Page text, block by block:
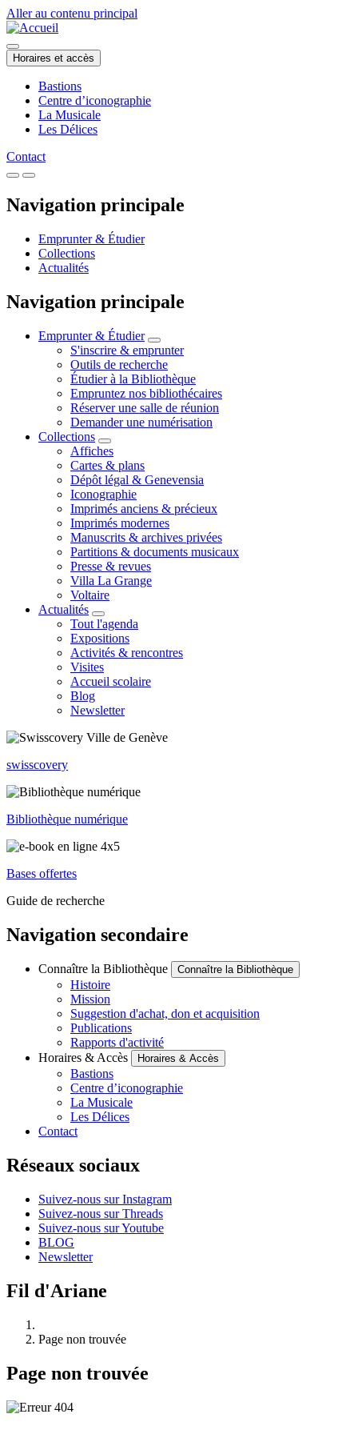
Aller au contenu principal
Horaires et accès
Bastions
Centre d’iconographie
La Musicale
Les Délices
Contact
Navigation principale
Emprunter & Étudier
Collections
Actualités
Navigation principale
Emprunter & Étudier
S'inscrire & emprunter
Outils de recherche
Étudier à la Bibliothèque
Empruntez nos bibliothécaires
Réserver une salle de réunion
Demander une numérisation
Collections
Affiches
Cartes & plans
Dépôt légal & Genevensia
Iconographie
Imprimés anciens & précieux
Imprimés modernes
Manuscrits & archives privées
Partitions & documents musicaux
Presse & revues
Villa La Grange
Voltaire
Actualités
Tout l'agenda
Expositions
Activités & rencontres
Visites
Accueil scolaire
Blog
Newsletter
swisscovery
Bibliothèque numérique
Bases offertes
Guide de recherche
Navigation secondaire
Connaître la Bibliothèque Connaître la Bibliothèque
Histoire
Mission
Suggestion d'achat, don et acquisition
Publications
Rapports d'activité
Horaires & Accès
Horaires & Accès
Bastions
Centre d’iconographie
La Musicale
Les Délices
Contact
Réseaux sociaux
Suivez-nous sur Instagram
Suivez-nous sur Threads
Suivez-nous sur Youtube
BLOG
Newsletter
Fil d'Ariane
Page non trouvée
Page non trouvée